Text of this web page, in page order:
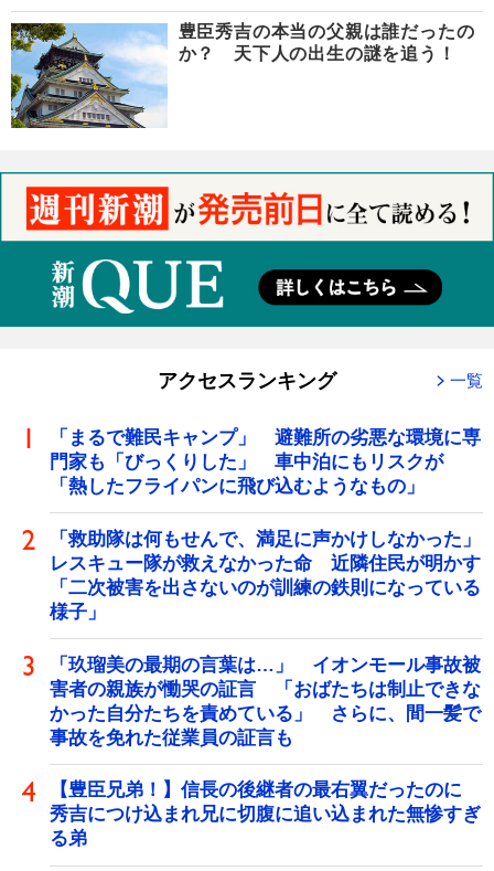
豊臣秀吉の本当の父親は誰だったの
か？ 天下人の出生の謎を追う！
アクセスランキング 一覧
「まるで難民キャンプ」 避難所の劣悪な環境に専
門家も「びっくりした」 車中泊にもリスクが
「熱したフライパンに飛び込むようなもの」
「救助隊は何もせんで、満足に声かけしなかった」
レスキュー隊が救えなかった命 近隣住民が明かす
「二次被害を出さないのが訓練の鉄則になっている
様子」
「玖瑠美の最期の言葉は…」 イオンモール事故被
害者の親族が慟哭の証言 「おばたちは制止できな
かった自分たちを責めている」 さらに、間一髪で
事故を免れた従業員の証言も
【豊臣兄弟！】信長の後継者の最右翼だったのに
秀吉につけ込まれ兄に切腹に追い込まれた無惨すぎ
る弟